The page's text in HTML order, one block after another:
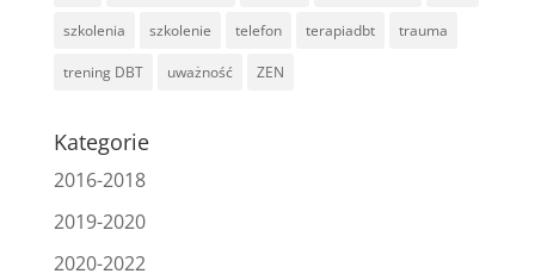
szkolenia szkolenie telefon terapiadbt trauma
trening DBT uważność ZEN
Kategorie
2016-2018
2019-2020
2020-2022